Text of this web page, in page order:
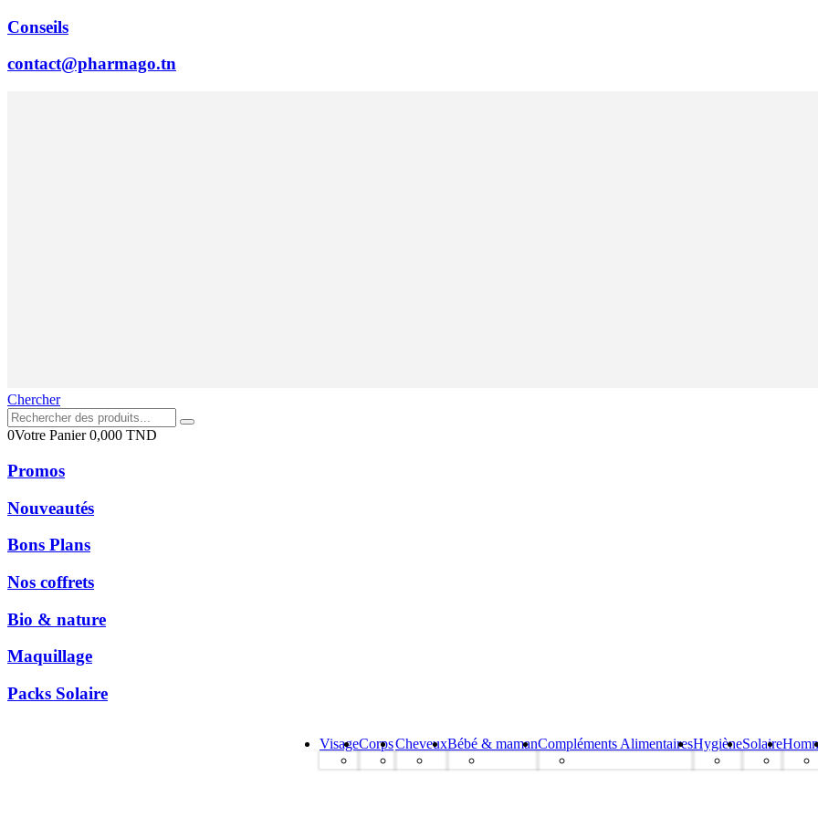
Conseils
contact@pharmago.tn
Chercher
0Votre Panier0,000 TND
Promos
Nouveautés
Bons Plans
Nos coffrets
Bio & nature
Maquillage
Packs Solaire
VisageCorpsCheveuxBébé & mamanCompléments AlimentairesHygièneSolaire